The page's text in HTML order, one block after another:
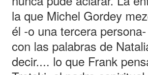
la que Michel Gordey
él -o una tercera
con las palabras de
decir.... lo que Frank